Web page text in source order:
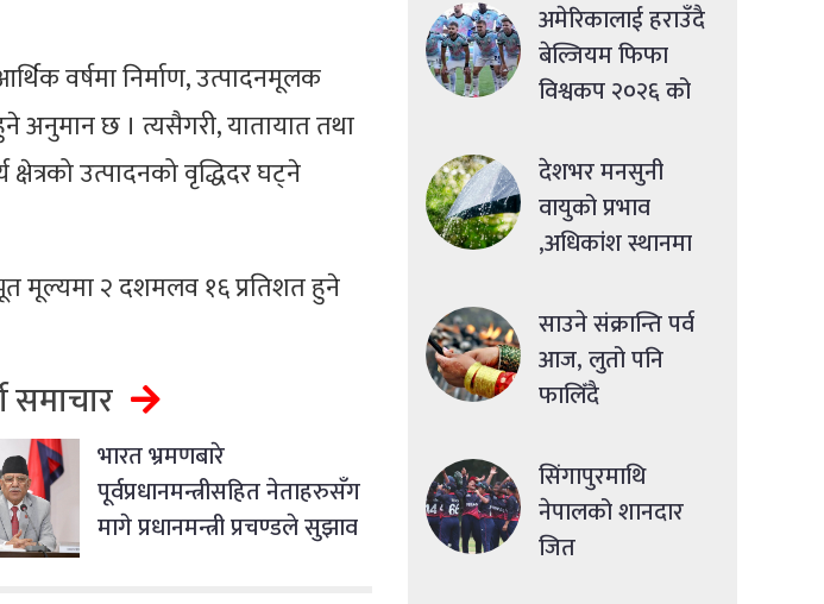
वर्षमा निर्माण, उत्पादनमूलक
अनुमान छ । त्यसैगरी, यातायात तथा
क्षेत्रको उत्पादनको वृद्धिदर घट्ने
मूल्यमा २ दशमलव १६ प्रतिशत हुने
समाचार
भारत भ्रमणबारे
पूर्वप्रधानमन्त्रीसहित नेताहरुसँग
मागे प्रधानमन्त्री प्रचण्डले सुझाव
अमेरिकालाई हराउँदै
बेल्जियम फिफा
विश्वकप २०२६ को
प्रवेश
देशभर मनसुनी
वायुको प्रभाव
,अधिकांश स्थानमा
साउने संक्रान्ति पर्व
आज, लुतो पनि
फालिँदै
सिंगापुरमाथि
नेपालको शानदार
जित